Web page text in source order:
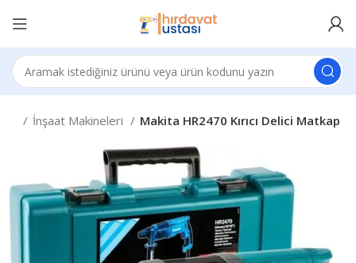
İnşaat Makineleri Makita HR2470 Kırıcı Delici Matkap